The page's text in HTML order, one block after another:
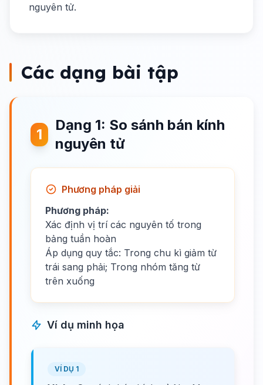
nguyên tử.
Các dạng bài tập
1
Dạng 1: So sánh bán kính
nguyên tử
Phương pháp giải
Phương pháp:
Xác định vị trí các nguyên tố trong
bảng tuần hoàn
Áp dụng quy tắc: Trong chu kì giảm từ
trái sang phải; Trong nhóm tăng từ
trên xuống
Ví dụ minh họa
VÍ DỤ 1